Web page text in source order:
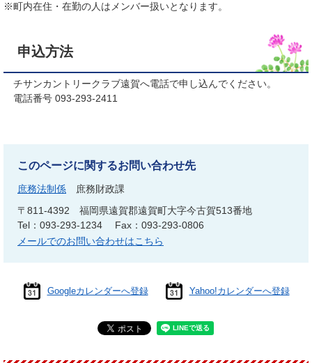
※町内在住・在勤の人はメンバー扱いとなります。
申込方法
チサンカントリークラブ遠賀へ電話で申し込んでください。
電話番号 093-293-2411
このページに関するお問い合わせ先
庶務法制係
庶務財政課
〒811-4392
福岡県遠賀郡遠賀町大字今古賀513番地
Tel：093-293-1234
Fax：093-293-0806
メールでのお問い合わせはこちら
Googleカレンダーへ登録 Yahoo!カレンダーへ登録